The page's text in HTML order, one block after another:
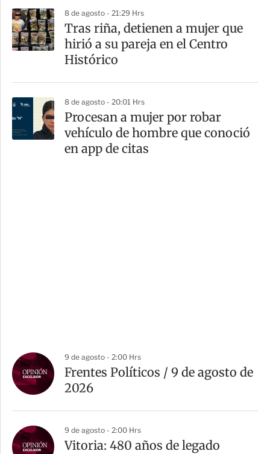
8 de agosto - 21:29 Hrs
Tras riña, detienen a mujer que
hirió a su pareja en el Centro
Histórico
8 de agosto - 20:01 Hrs
Procesan a mujer por robar
vehículo de hombre que conoció
en app de citas
9 de agosto - 2:00 Hrs
Frentes Políticos / 9 de agosto de
2026
9 de agosto - 2:00 Hrs
Vitoria: 480 años de legado